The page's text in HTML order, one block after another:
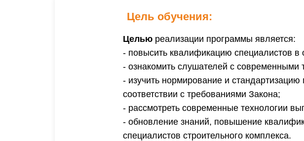
Целью реализации программы является:
- повысить квалификацию специалистов в
- ознакомить слушателей с современными
- изучить нормирование и
соответствии с требованиями Закона;
- рассмотреть современные технологии
- обновление знаний, повышение
специалистов строительного комплекса.
Цель обучения: